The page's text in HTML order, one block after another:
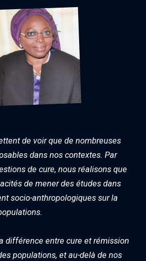
de voir que de nombreuses
dans nos contextes. Par
de cure, nous réalisons que
de mener des études dans
socio-anthropologiques sur la
différence entre cure et rémission
populations, et au-delà de nos